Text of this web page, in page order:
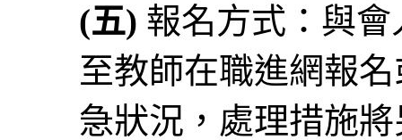
(五) 報名方式：與會
至教師在職進網報
急狀況，處理措施